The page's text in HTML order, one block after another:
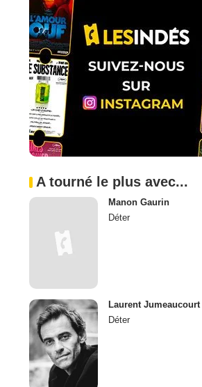
A tourné le plus avec...
Manon Gaurin
Déter
Laurent Jumeaucourt
Déter